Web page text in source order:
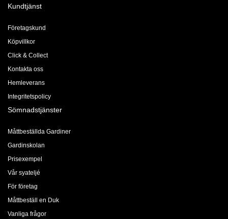
Kundtjänst
Företagskund
Köpvillkor
Click & Collect
Kontakta oss
Hemleverans
Integritetspolicy
Sömnadstjänster
Måttbeställda Gardiner
Gardinskolan
Prisexempel
Vår syateljé
För företag
Måttbeställ en Duk
Vanliga frågor